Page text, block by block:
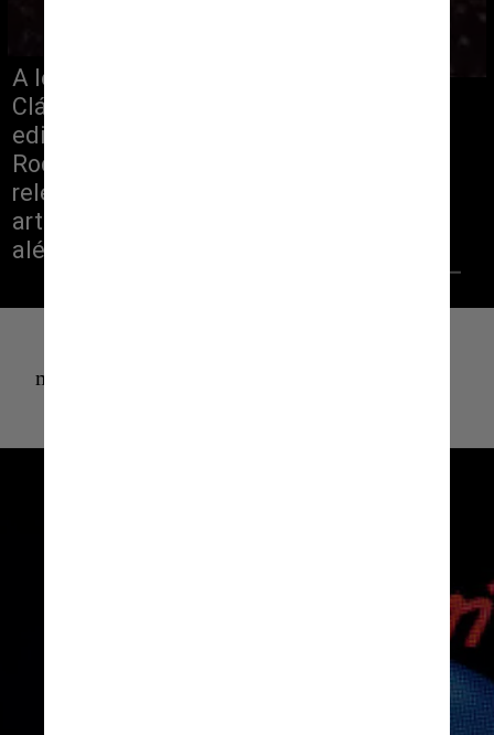
A lei foi sancionada pelo governador
Cláudio Castro no Diário Oficial em
edição extraordinária. Segundo ele, o
Rock in Rio “demonstra sua
relevância para a cultura ao trazer
artistas nacionais e internacionais,
além de estimular a economia”
multidao-crowded